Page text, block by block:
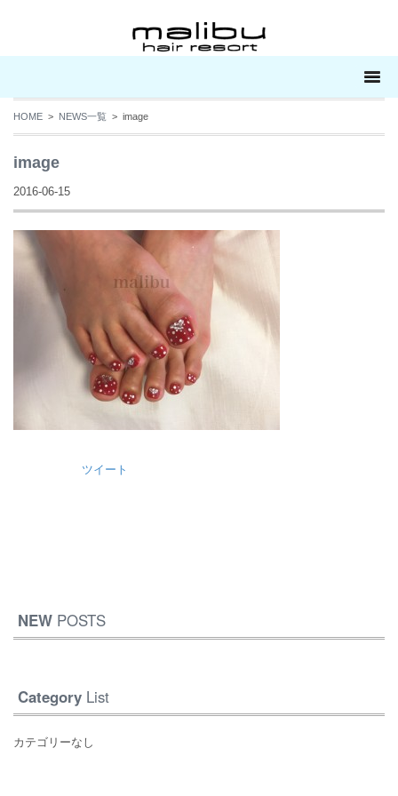
HOME > NEWS一覧 > image
image
2016-06-15
ツイート
NEW POSTS
Category List
カテゴリーなし